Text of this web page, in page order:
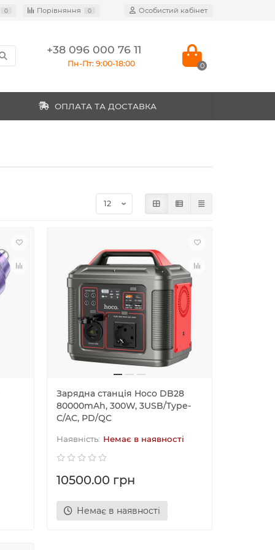
0 Порівняння 0 Особистий кабінет
+38 096 000 76 11
Пн-Пт: 9:00-18:00 0
ОПЛАТА ТА ДОСТАВКА
Зарядна станція Hoco DB28
80000mAh, 300W, 3USB/Type-
C/AC, PD/QC
Немає в наявності
10500.00 грн
Немає в наявності